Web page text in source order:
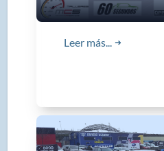
Leer más... ➜